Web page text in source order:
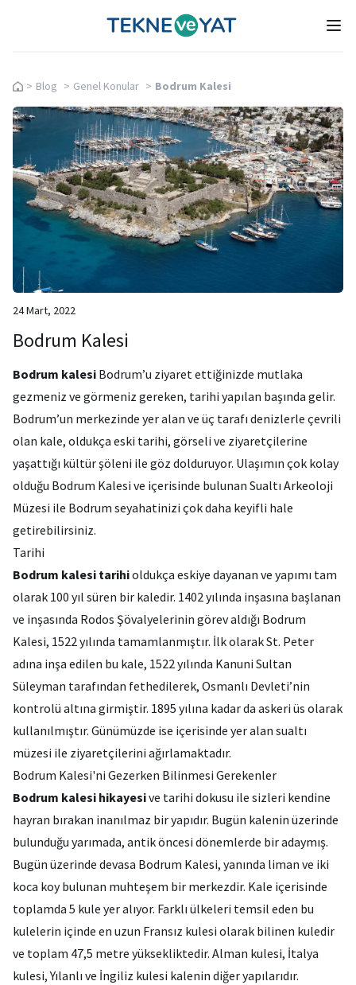
Tekne ve Yat
> Blog > Genel Konular > Bodrum Kalesi
24 Mart, 2022
Bodrum Kalesi
Bodrum kalesi Bodrum’u ziyaret ettiğinizde mutlaka
gezmeniz ve görmeniz gereken, tarihi yapılan başında gelir.
Bodrum’un merkezinde yer alan ve üç tarafı denizlerle çevrili
olan kale, oldukça eski tarihi, görseli ve ziyaretçilerine
yaşattığı kültür şöleni ile göz dolduruyor. Ulaşımın çok kolay
olduğu Bodrum Kalesi ve içerisinde bulunan Sualtı Arkeoloji
Müzesi ile Bodrum seyahatinizi çok daha keyifli hale
getirebilirsiniz.
Tarihi
Bodrum kalesi tarihioldukça eskiye dayanan ve yapımı tam
olarak 100 yıl süren bir kaledir. 1402 yılında inşasına başlanan
ve inşasında Rodos Şövalyelerinin görev aldığı Bodrum
Kalesi, 1522 yılında tamamlanmıştır. İlk olarak St. Peter
adına inşa edilen bu kale, 1522 yılında Kanuni Sultan
Süleyman tarafından fethedilerek, Osmanlı Devleti’nin
kontrolü altına girmiştir. 1895 yılına kadar da askeri üs olarak
kullanılmıştır. Günümüzde ise içerisinde yer alan sualtı
müzesi ile ziyaretçilerini ağırlamaktadır.
Bodrum Kalesi'ni Gezerken Bilinmesi Gerekenler
Bodrum kalesi hikayesive tarihi dokusu ile sizleri kendine
hayran bırakan inanılmaz bir yapıdır. Bugün kalenin üzerinde
bulunduğu yarımada, antik öncesi dönemlerde bir adaymış.
Bugün üzerinde devasa Bodrum Kalesi, yanında liman ve iki
koca koy bulunan muhteşem bir merkezdir. Kale içerisinde
toplamda 5 kule yer alıyor. Farklı ülkeleri temsil eden bu
kulelerin içinde en uzun Fransız kulesi olarak bilinen kuledir
ve toplam 47,5 metre yüksekliktedir. Alman kulesi, İtalya
kulesi, Yılanlı ve İngiliz kulesi kalenin diğer yapılarıdır.